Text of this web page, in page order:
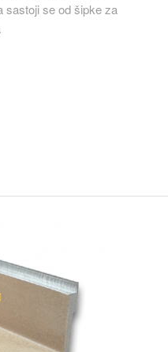
sastoji se od šipke za